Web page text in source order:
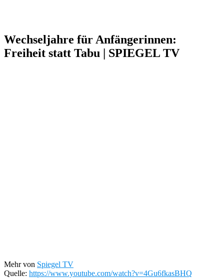
Wechseljahre für Anfängerinnen:
Freiheit statt Tabu | SPIEGEL TV
Mehr von Spiegel TV
Quelle: https://www.youtube.com/watch?v=4Gu6fkasBHQ